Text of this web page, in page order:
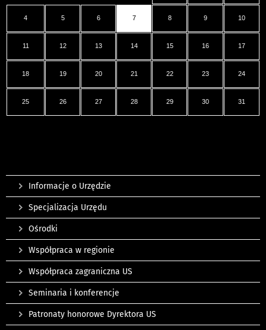
4 5 6 7 8 9 10
11 12 13 14 15 16 17
18 19 20 21 22 23 24
25 26 27 28 29 30 31
Informacje o Urzędzie
Specjalizacja Urzędu
Ośrodki
Współpraca w regionie
Współpraca zagraniczna US
Seminaria i konferencje
Patronaty honorowe Dyrektora US